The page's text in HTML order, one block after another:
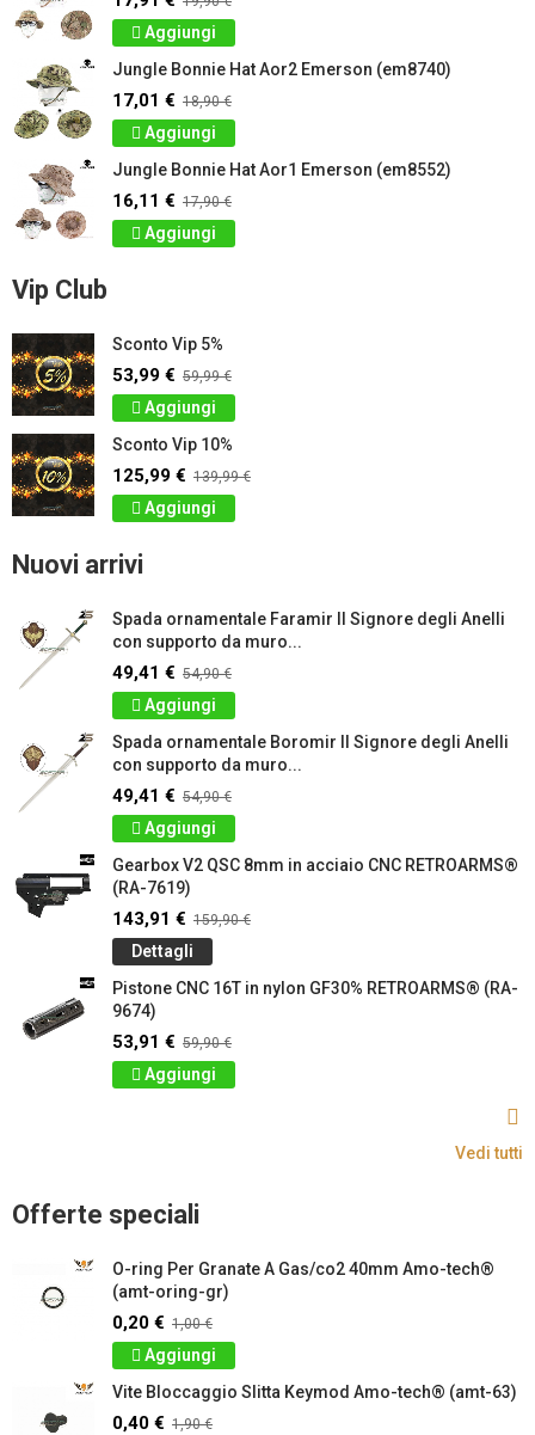
Aggiungi
Jungle Bonnie Hat Aor2 Emerson (em8740)
17,01 € 18,90 €
Aggiungi
Jungle Bonnie Hat Aor1 Emerson (em8552)
16,11 € 17,90 €
Aggiungi
Vip Club
Sconto Vip 5%
53,99 € 59,99 €
Aggiungi
Sconto Vip 10%
125,99 € 139,99 €
Aggiungi
Nuovi arrivi
Spada ornamentale Faramir Il Signore degli Anelli
con supporto da muro...
49,41 € 54,90 €
Aggiungi
Spada ornamentale Boromir Il Signore degli Anelli
con supporto da muro...
49,41 € 54,90 €
Aggiungi
Gearbox V2 QSC 8mm in acciaio CNC RETROARMS®
(RA-7619)
143,91 € 159,90 €
Dettagli
Pistone CNC 16T in nylon GF30% RETROARMS® (RA-
9674)
53,91 € 59,90 €
Aggiungi
Vedi tutti
Offerte speciali
O-ring Per Granate A Gas/co2 40mm Amo-tech®
(amt-oring-gr)
0,20 € 1,00 €
Aggiungi
Vite Bloccaggio Slitta Keymod Amo-tech® (amt-63)
0,40 € 1,90 €